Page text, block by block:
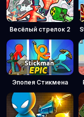
Весёлый стрелок 2
Эпопея Стикмена